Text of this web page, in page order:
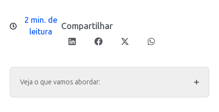
2 min. de
leitura
Compartilhar
Veja o que vamos abordar: